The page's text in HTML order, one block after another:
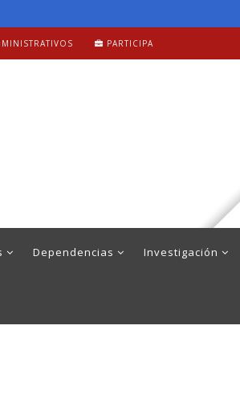
PARTICIPA
Dependencias Investigación